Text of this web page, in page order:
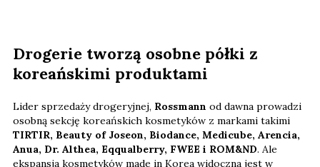
Drogerie tworzą osobne półki z
koreańskimi produktami
Lider sprzedaży drogeryjnej, Rossmann od dawna prowadzi
osobną sekcję koreańskich kosmetyków z markami takimi
TIRTIR, Beauty of Joseon, Biodance, Medicube, Arencia,
Anua, Dr. Althea, Eqqualberry, FWEE i ROM&ND. Ale
ekspansja kosmetyków made in Korea widoczna jest w